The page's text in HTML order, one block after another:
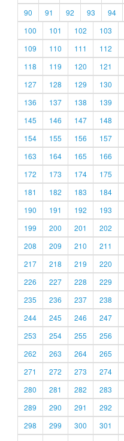
90
91 92 93 94
100
101 102 103
109
110 111 112
118
119 120 121
127
128 129 130
136
137 138 139
145
146 147 148
154
155 156 157
163
164 165 166
172
173 174 175
181
182 183 184
190
191 192 193
199
200 201 202
208
209 210 211
217
218 219 220
226
227 228 229
235
236 237 238
244
245 246 247
253
254 255 256
262
263 264 265
271
272 273 274
280
281 282 283
289
290 291 292
298
299 300 301